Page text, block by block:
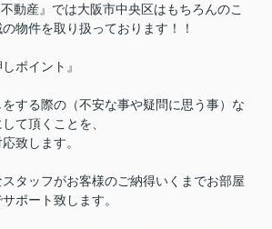
動産』では大阪市中央区はもちろんのこ
物件を取り扱っております！！
ポイント』
する際の（不安な事や疑問に思う事）な
て頂くことを、
致します。
タッフがお客様のご納得いくまでお部屋
ポート致します。